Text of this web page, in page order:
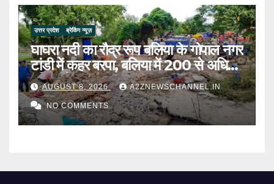
उत्तर प्रदेश ब्रेकिंग न्यूज़
घाघरा नदी का रौद्र रूप बलिया के गोपाल नगर
टांडी में कहर बरपा, बलिया में 200 से अधिक
परिवार बेघर
AUGUST 8, 2026 A2ZNEWSCHANNEL.IN
NO COMMENTS